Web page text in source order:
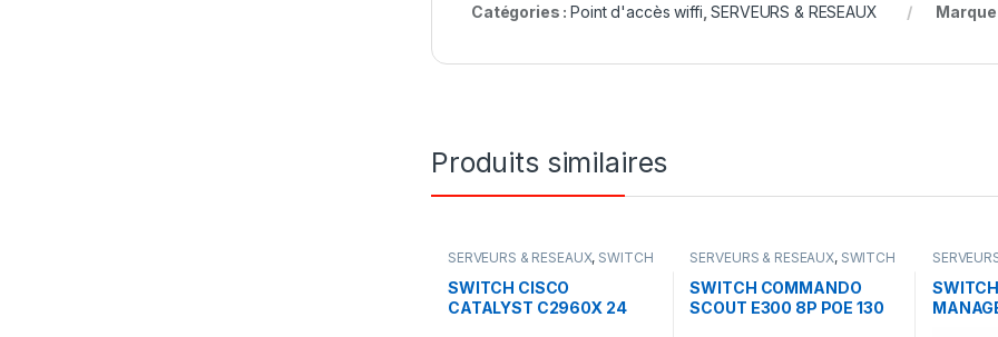
Catégories :Point d'accès wiffi ,SERVEURS & RESEAUX
Produits similaires
SERVEURS & RESEAUX, SWITCH
SWITCH CISCO
CATALYST C2960X 24
SERVEURS & RESEAUX, SWITCH
SWITCH COMMANDO
SCOUT E300 8P POE 130